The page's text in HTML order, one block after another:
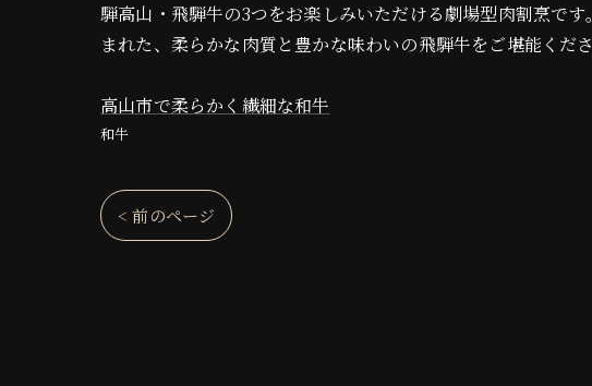
騨高山・飛騨牛の3つをお楽しみいただける劇場型肉割烹で
まれた、柔らかな肉質と豊かな味わいの飛騨牛をご堪能くださ
高山市で柔らかく繊細な和牛
和牛
< 前のページ